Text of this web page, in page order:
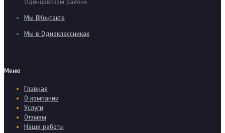
Одинцовском районе
Мы ВКонтакте
Мы в Одноклассниках
Меню
Главная
О компании
Услуги
Отзывы
Наши работы